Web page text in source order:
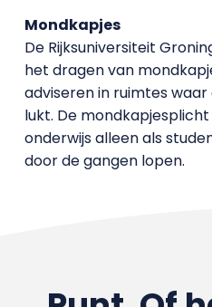
Mondkapjes
De Rijksuniversiteit
het dragen van
adviseren in ruimtes
lukt. De
onderwijs alleen als
door de gangen lopen.